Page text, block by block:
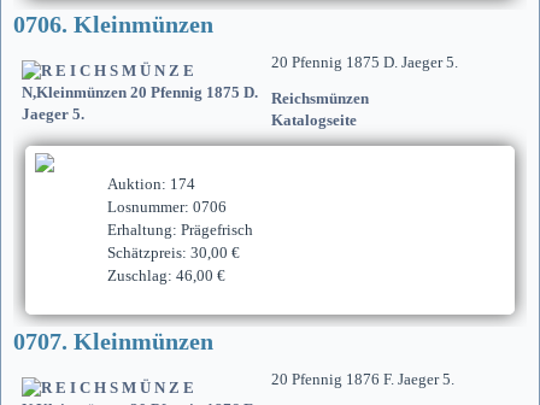
0706. Kleinmünzen
20 Pfennig 1875 D. Jaeger 5.
Reichsmünzen
Katalogseite
Auktion: 174
Losnummer: 0706
Erhaltung: Prägefrisch
Schätzpreis: 30,00 €
Zuschlag: 46,00 €
0707. Kleinmünzen
20 Pfennig 1876 F. Jaeger 5.